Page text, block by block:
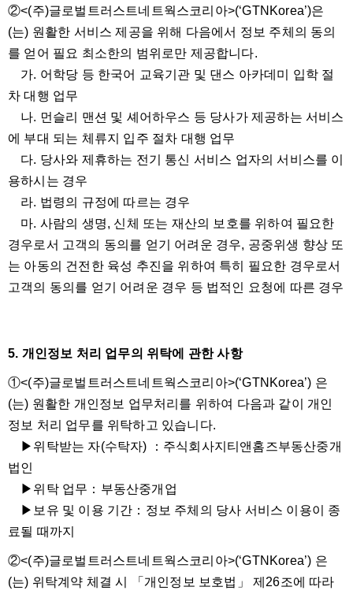
②<(주)글로벌트러스트네트웍스코리아>(‘GTNKorea’)은
(는) 원활한 서비스 제공을 위해 다음에서 정보 주체의 동의
를 얻어 필요 최소한의 범위로만 제공합니다.
가. 어학당 등 한국어 교육기관 및 댄스 아카데미 입학 절
차 대행 업무
나. 먼슬리 맨션 및 셰어하우스 등 당사가 제공하는 서비스
에 부대 되는 체류지 입주 절차 대행 업무
다. 당사와 제휴하는 전기 통신 서비스 업자의 서비스를 이
용하시는 경우
라. 법령의 규정에 따르는 경우
마. 사람의 생명, 신체 또는 재산의 보호를 위하여 필요한
경우로서 고객의 동의를 얻기 어려운 경우, 공중위생 향상 또
는 아동의 건전한 육성 추진을 위하여 특히 필요한 경우로서
고객의 동의를 얻기 어려운 경우 등 법적인 요청에 따른 경우
5. 개인정보 처리 업무의 위탁에 관한 사항
①<(주)글로벌트러스트네트웍스코리아>(‘GTNKorea’) 은
(는) 원활한 개인정보 업무처리를 위하여 다음과 같이 개인
정보 처리 업무를 위탁하고 있습니다.
▶위탁받는 자(수탁자) ：주식회사지티앤홈즈부동산중개
법인
▶위탁 업무：부동산중개업
▶보유 및 이용 기간：정보 주체의 당사 서비스 이용이 종
료될 때까지
②<(주)글로벌트러스트네트웍스코리아>(‘GTNKorea’) 은
(는) 위탁계약 체결 시 「개인정보 보호법」 제26조에 따라